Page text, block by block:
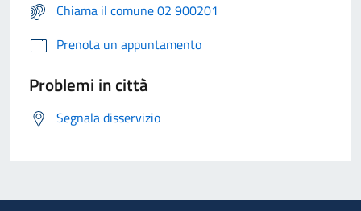
Chiama il comune 02 900201
Prenota un appuntamento
Problemi in città
Segnala disservizio